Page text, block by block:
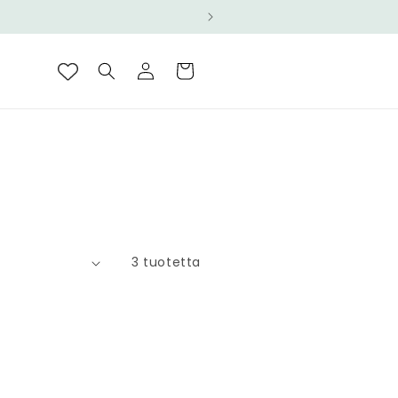
Kirjaudu
sisään
Ostoskori
3 tuotetta